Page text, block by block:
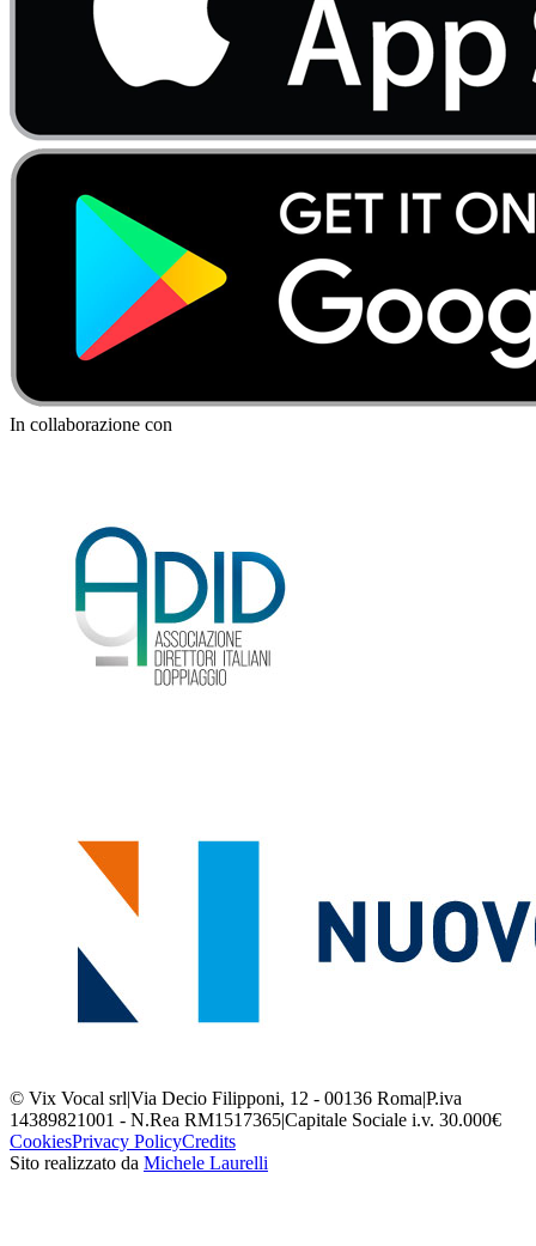
In collaborazione con
© Vix Vocal srl|Via Decio Filipponi, 12 - 00136 Roma|P.iva
14389821001 - N.Rea RM1517365|Capitale Sociale i.v. 30.000€
CookiesPrivacy PolicyCredits
Sito realizzato da Michele Laurelli